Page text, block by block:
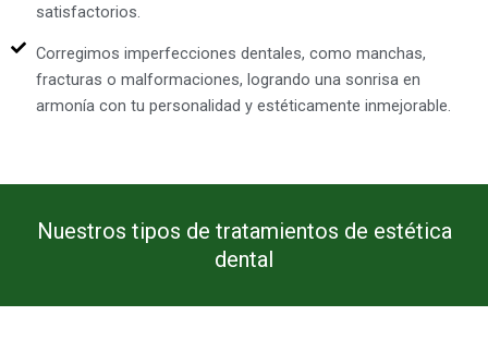
satisfactorios.
Corregimos imperfecciones dentales, como manchas,
fracturas o malformaciones, logrando una sonrisa en
armonía con tu personalidad y estéticamente inmejorable.
Nuestros tipos de tratamientos de estética
dental